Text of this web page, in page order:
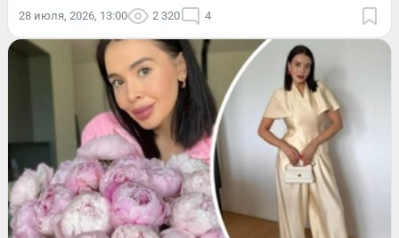
28 июля, 2026, 13:00 2 320 4